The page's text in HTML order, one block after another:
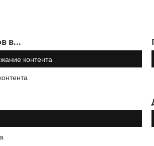
в...
контента